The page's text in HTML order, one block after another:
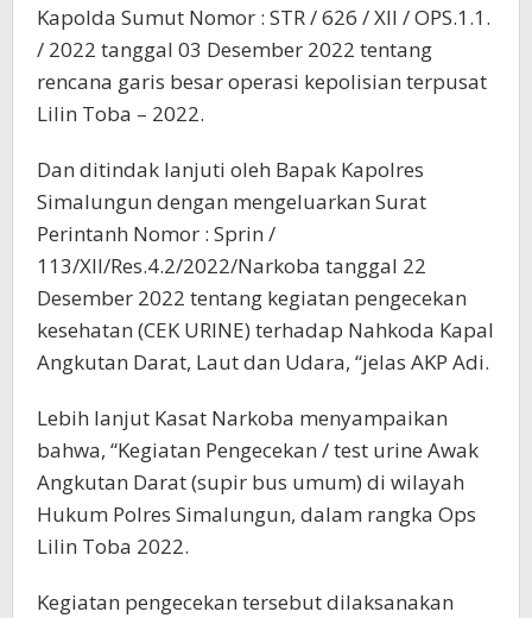
Kapolda Sumut Nomor : STR / 626 / XII / OPS.1.1.
/ 2022 tanggal 03 Desember 2022 tentang
rencana garis besar operasi kepolisian terpusat
Lilin Toba – 2022.
Dan ditindak lanjuti oleh Bapak Kapolres
Simalungun dengan mengeluarkan Surat
Perintanh Nomor : Sprin /
113/XII/Res.4.2/2022/Narkoba tanggal 22
Desember 2022 tentang kegiatan pengecekan
kesehatan (CEK URINE) terhadap Nahkoda Kapal
Angkutan Darat, Laut dan Udara, “jelas AKP Adi.
Lebih lanjut Kasat Narkoba menyampaikan
bahwa, “Kegiatan Pengecekan / test urine Awak
Angkutan Darat (supir bus umum) di wilayah
Hukum Polres Simalungun, dalam rangka Ops
Lilin Toba 2022.
Kegiatan pengecekan tersebut dilaksanakan